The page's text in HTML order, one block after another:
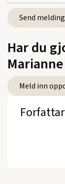
Har du
Meld inn